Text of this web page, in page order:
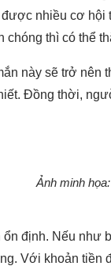
nhiều cơ
chóng thì có thể
này sẽ trở nên
Đồng thời,
Ảnh minh
định. Nếu như
Với khoản tiền